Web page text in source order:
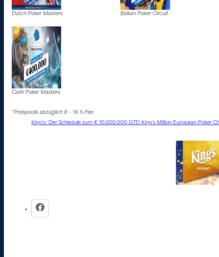
Dutch Poker Masters Balkan Poker Circuit
Czeh Poker Masters
*Preispools abzüglich 8 – 16 % Fee
King’s: Der Schedule zum € 10.000.000 GTD King’s Million European Poker